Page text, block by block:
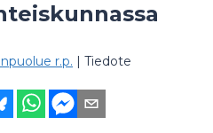
r.p. | Tiedote